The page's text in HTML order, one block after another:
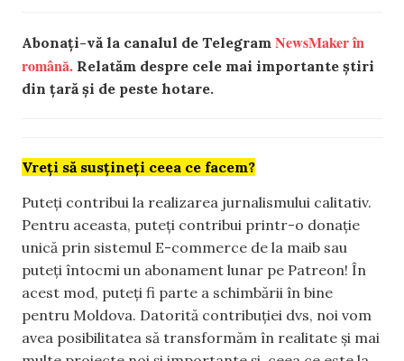
Abonați-vă la canalul de Telegram NewsMaker în
română. Relatăm despre cele mai importante știri
din țară și de peste hotare.
Vreți să susțineți ceea ce facem?
Puteți contribui la realizarea jurnalismului calitativ.
Pentru aceasta, puteți contribui printr-o donație
unică prin sistemul E-commerce de la maib sau
puteți întocmi un abonament lunar pe Patreon! În
acest mod, puteți fi parte a schimbării în bine
pentru Moldova. Datorită contribuției dvs, noi vom
avea posibilitatea să transformăm în realitate și mai